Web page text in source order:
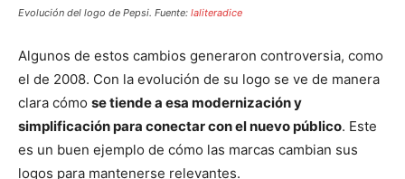
Evolución del logo de Pepsi. Fuente: laliteradice
Algunos de estos cambios generaron controversia, como
el de 2008. Con la evolución de su logo se ve de manera
clara cómo se tiende a esa modernización y
simplificación para conectar con el nuevo público. Este
es un buen ejemplo de cómo las marcas cambian sus
logos para mantenerse relevantes.